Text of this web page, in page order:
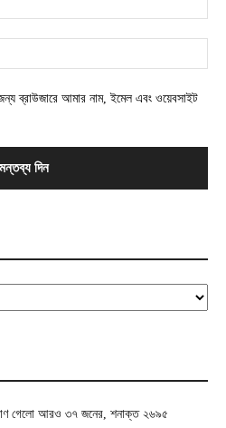
ব্রাউজারে আমার নাম, ইমেল এবং ওয়েবসাইট
গেলো আরও ৩৭ জনের, শনাক্ত ২৬৯৫